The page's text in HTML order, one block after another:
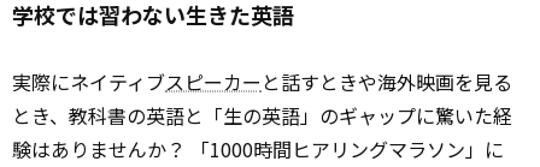
学校では習わない生きた英語
実際にネイティブスピーカー と話すときや海外映画を見る
とき、教科書の英語と「生の英語」のギャップに驚いた経
験はありませんか？ 「1000時間ヒアリングマラソン」に